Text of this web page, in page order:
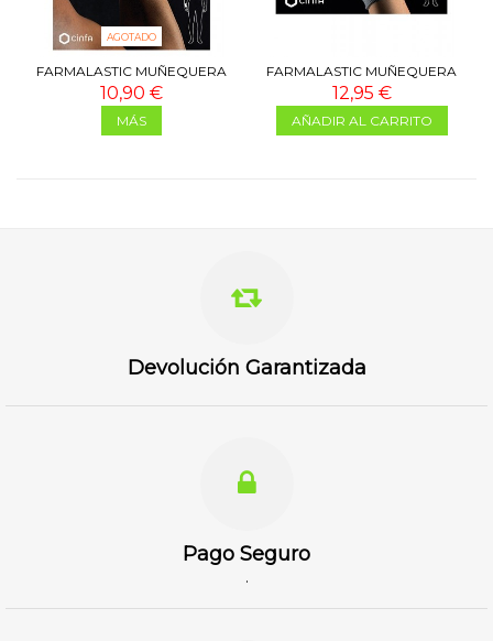
AGOTADO
FARMALASTIC MUÑEQUERA
VELCRO NEOPRENO
10,90 €
MÁS
FARMALASTIC MUÑEQUERA
METACARPIANA NEOPRENO
12,95 €
AÑADIR AL CARRITO
Devolución Garantizada
Pago Seguro
.